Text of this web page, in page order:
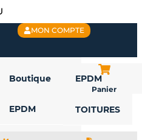
MON COMPTE
Boutique
EPDM
EPDM
TOITURES
Panier